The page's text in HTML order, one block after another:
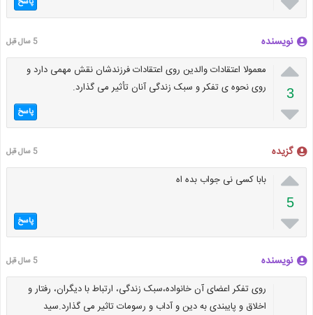
نویسنده 5 سال قبل

3

معمولا اعتقادات والدین روی اعتقادات فرزندشان نقش مهمی دارد و
روی نحوه ی تفکر و سبک زندگی آنان تأثیر می گذارد.
پاسخ
گزیده 5 سال قبل

5

بابا کسی نی جواب بده اه
پاسخ
نویسنده 5 سال قبل
روی تفکر اعضای آن خانواده،سبک زندگی، ارتباط با دیگران، رفتار و
اخلاق و پایبندی به دین و آداب و رسومات تاثیر می گذارد.سید